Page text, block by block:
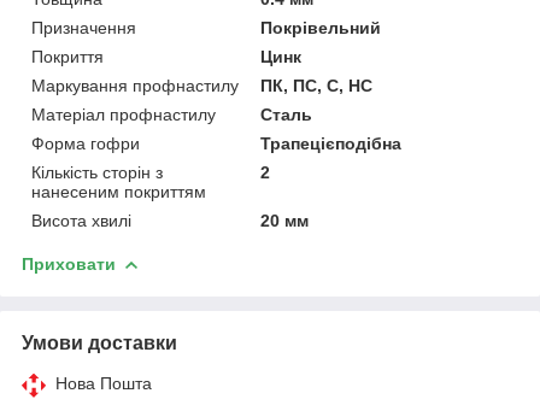
Призначення
Покрівельний
Покриття
Цинк
Маркування профнастилу
ПК, ПС, С, НС
Матеріал профнастилу
Сталь
Форма гофри
Трапецієподібна
Кількість сторін з
нанесеним покриттям
2
Висота хвилі 20 мм
Приховати
Умови доставки
Нова Пошта